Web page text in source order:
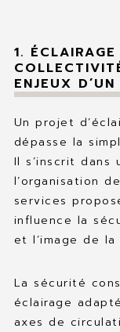
1.
ENJEUX
Un projet
dépasse la
Il s’inscrit dans
l’organisation
services
influence la
et l’image de la
La sécurité
éclairage
axes de